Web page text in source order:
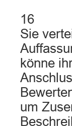
16
Sie
könne
um